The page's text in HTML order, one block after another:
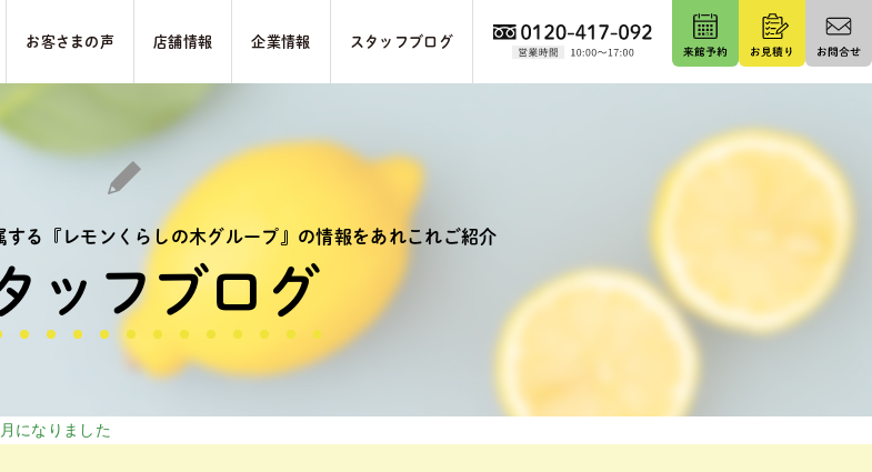
お客さまの声 店舗情報 企業情報 スタッフブログ
する『レモンくらしの木グループ』の情報をあれこれご紹介
ッフブログ
になりました